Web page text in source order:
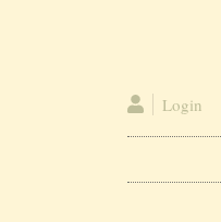
Login